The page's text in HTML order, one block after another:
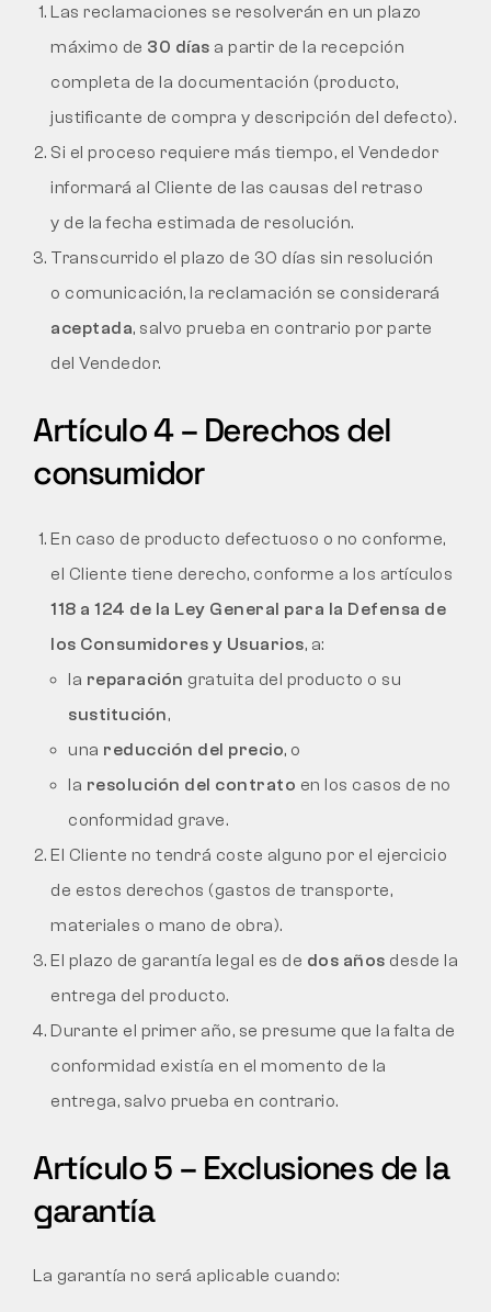
Las reclamaciones se resolverán en un plazo
máximo de 30 días a partir de la recepción
completa de la documentación (producto,
justificante de compra y descripción del defecto).
Si el proceso requiere más tiempo, el Vendedor
informará al Cliente de las causas del retraso
y de la fecha estimada de resolución.
Transcurrido el plazo de 30 días sin resolución
o comunicación, la reclamación se considerará
aceptada, salvo prueba en contrario por parte
del Vendedor.
Artículo 4 – Derechos del
consumidor
En caso de producto defectuoso o no conforme,
el Cliente tiene derecho, conforme a los artículos
118 a 124 de la Ley General para la Defensa de
los Consumidores y Usuarios, a:
la reparación gratuita del producto o su
sustitución,
una reducción del precio, o
la resolución del contrato en los casos de no
conformidad grave.
El Cliente no tendrá coste alguno por el ejercicio
de estos derechos (gastos de transporte,
materiales o mano de obra).
El plazo de garantía legal es de dos años desde la
entrega del producto.
Durante el primer año, se presume que la falta de
conformidad existía en el momento de la
entrega, salvo prueba en contrario.
Artículo 5 – Exclusiones de la
garantía
La garantía no será aplicable cuando: